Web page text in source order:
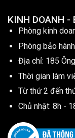
KINH DOANH -
Phòng kinh
Phòng bảo
Địa chỉ: 185
Thời gian làm
Từ thứ 2 đến
Chủ nhật: 8h -